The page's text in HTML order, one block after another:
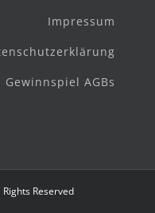
Impressum
Gewinnspiel AGBs
Reserved